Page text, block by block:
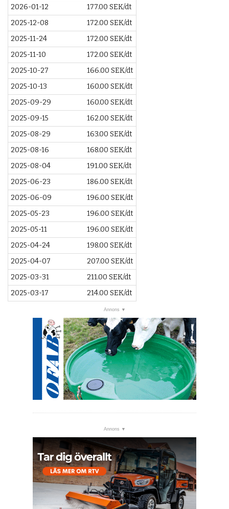
2026-01-12
177.00 SEK/dt
2025-12-08
172.00 SEK/dt
2025-11-24
172.00 SEK/dt
2025-11-10
172.00 SEK/dt
2025-10-27
166.00 SEK/dt
2025-10-13
160.00 SEK/dt
2025-09-29
160.00 SEK/dt
2025-09-15
162.00 SEK/dt
2025-08-29
163.00 SEK/dt
2025-08-16
168.00 SEK/dt
2025-08-04
191.00 SEK/dt
2025-06-23
186.00 SEK/dt
2025-06-09
196.00 SEK/dt
2025-05-23
196.00 SEK/dt
2025-05-11
196.00 SEK/dt
2025-04-24
198.00 SEK/dt
2025-04-07
207.00 SEK/dt
2025-03-31
211.00 SEK/dt
2025-03-17
214.00 SEK/dt